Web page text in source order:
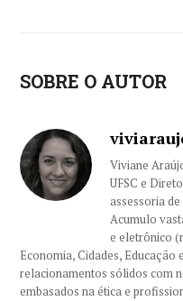
SOBRE O AUTOR
Viviane
UFSC e
assessoria
Acumulo
e eletrônico
Economia, Cidades,
relacionamentos sólidos com
embasados na ética e